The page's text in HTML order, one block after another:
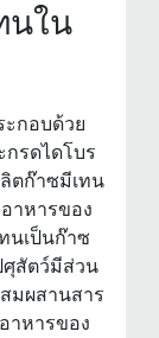
นใน
ะกอบด้วย
รดไดโบร
ตก๊าซมีเทน
าหารของ
นเป็นก๊าซ
ศุสัตว์มีส่วน
มผสานสาร
าหารของ